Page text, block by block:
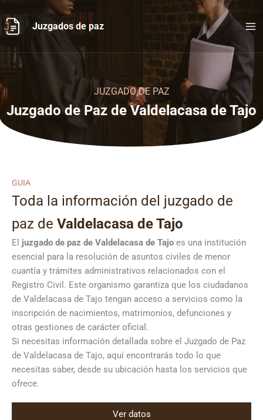
al
contenido
Juzgados de paz
JUZGADO DE PAZ
Juzgado de Paz de Valdelacasa de Tajo
GUIA
Toda la información del juzgado de
paz de Valdelacasa de Tajo
El juzgado de paz de Valdelacasa de Tajo es una institución
esencial para la resolución de asuntos civiles de menor
cuantía y trámites administrativos relacionados con el
Registro Civil. Este organismo garantiza que los ciudadanos
de Valdelacasa de Tajo tengan acceso a servicios como la
inscripción de nacimientos, matrimonios, defunciones y
otras gestiones de carácter oficial.
Si necesitas información detallada sobre el Juzgado de Paz
de Valdelacasa de Tajo, aquí encontrarás todo lo que
necesitas saber, desde su ubicación hasta los servicios que
ofrece.
Ver datos